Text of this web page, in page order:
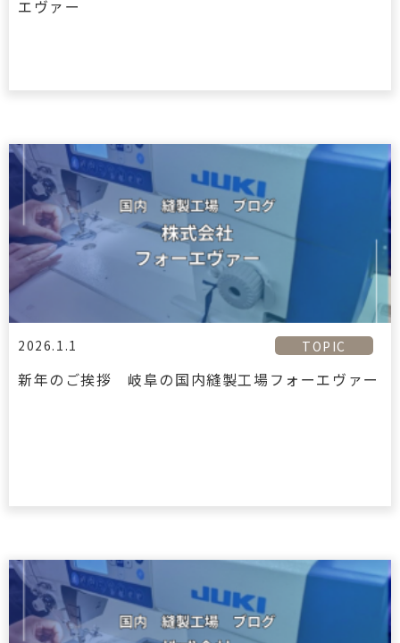
エヴァー
2026.1.1 TOPIC
新年のご挨拶 岐阜の国内縫製工場フォーエヴァー